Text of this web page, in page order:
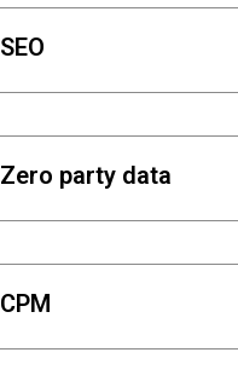
SEO
Zero party data
CPM